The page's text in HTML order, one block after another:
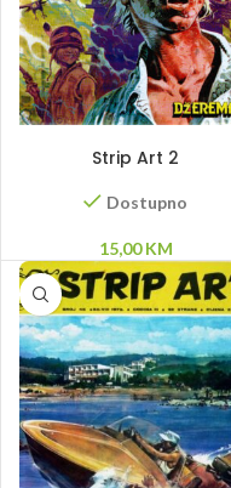
Strip Art 2
Dostupno
15,00KM